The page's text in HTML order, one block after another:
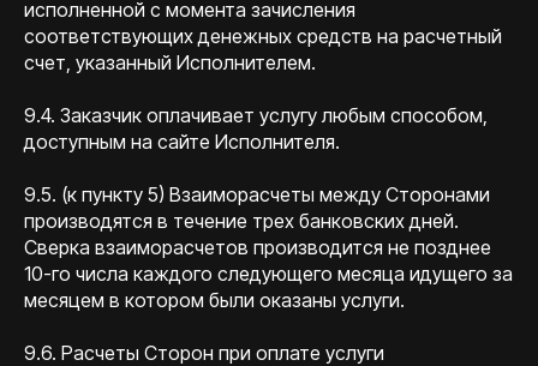
исполненной с момента зачисления
соответствующих денежных средств на расчетный
счет, указанный Исполнителем.
9.4. Заказчик оплачивает услугу любым способом,
доступным на сайте Исполнителя.
9.5. (к пункту 5) Взаиморасчеты между Сторонами
производятся в течение трех банковских дней.
Сверка взаиморасчетов производится не позднее
10-го числа каждого следующего месяца идущего за
месяцем в котором были оказаны услуги.
9.6. Расчеты Сторон при оплате услуги